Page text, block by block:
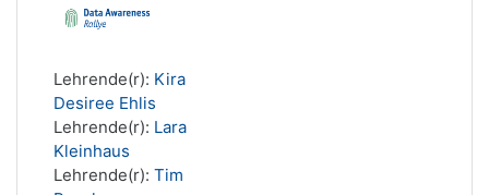
Lehrende(r): Kira
Desiree Ehlis
Lehrende(r): Lara
Kleinhaus
Lehrende(r): Tim